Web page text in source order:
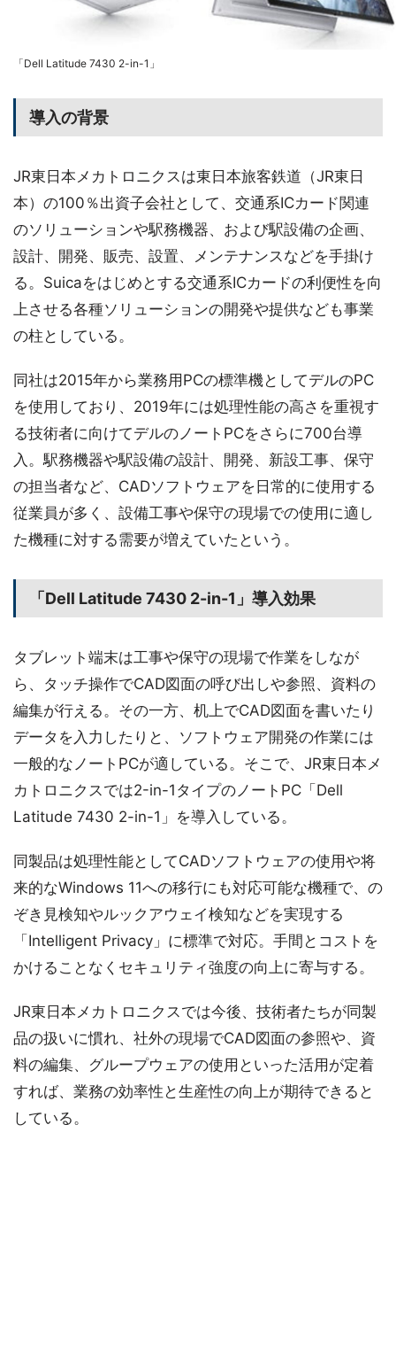
「Dell Latitude 7430 2-in-1」
導入の背景
JR東日本メカトロニクスは東日本旅客鉄道（JR東日
本）の100％出資子会社として、交通系ICカード関連
のソリューションや駅務機器、および駅設備の企画、
設計、開発、販売、設置、メンテナンスなどを手掛け
る。Suicaをはじめとする交通系ICカードの利便性を向
上させる各種ソリューションの開発や提供なども事業
の柱としている。
同社は2015年から業務用PCの標準機としてデルのPC
を使用しており、2019年には処理性能の高さを重視す
る技術者に向けてデルのノートPCをさらに700台導
入。駅務機器や駅設備の設計、開発、新設工事、保守
の担当者など、CADソフトウェアを日常的に使用する
従業員が多く、設備工事や保守の現場での使用に適し
た機種に対する需要が増えていたという。
「Dell Latitude 7430 2-in-1」導入効果
タブレット端末は工事や保守の現場で作業をしなが
ら、タッチ操作でCAD図面の呼び出しや参照、資料の
編集が行える。その一方、机上でCAD図面を書いたり
データを入力したりと、ソフトウェア開発の作業には
一般的なノートPCが適している。そこで、JR東日本メ
カトロニクスでは2-in-1タイプのノートPC「Dell
Latitude 7430 2-in-1」を導入している。
同製品は処理性能としてCADソフトウェアの使用や将
来的なWindows 11への移行にも対応可能な機種で、の
ぞき見検知やルックアウェイ検知などを実現する
「Intelligent Privacy」に標準で対応。手間とコストを
かけることなくセキュリティ強度の向上に寄与する。
JR東日本メカトロニクスでは今後、技術者たちが同製
品の扱いに慣れ、社外の現場でCAD図面の参照や、資
料の編集、グループウェアの使用といった活用が定着
すれば、業務の効率性と生産性の向上が期待できると
している。